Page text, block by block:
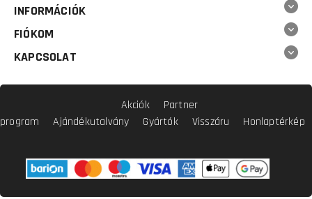
INFORMÁCIÓK
FIÓKOM
KAPCSOLAT
Akciók
Partner
program
Ajándékutalvány Gyártók Visszáru Honlaptérkép